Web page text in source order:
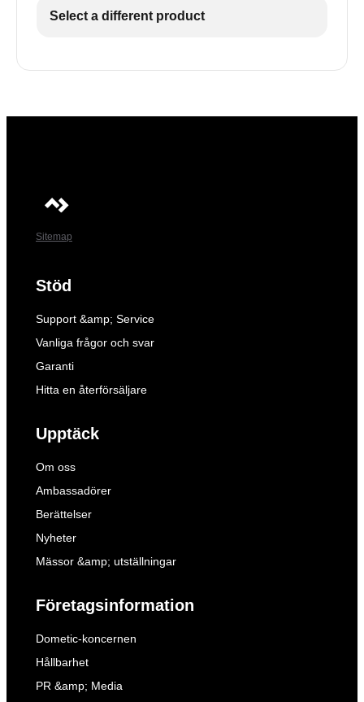
Select a different product
Sitemap
Stöd
Support &amp; Service
Vanliga frågor och svar
Garanti
Hitta en återförsäljare
Upptäck
Om oss
Ambassadörer
Berättelser
Nyheter
Mässor &amp; utställningar
Företagsinformation
Dometic-koncernen
Hållbarhet
PR &amp; Media